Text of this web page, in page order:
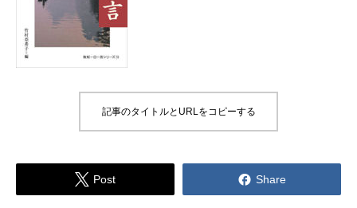
記事のタイトルとURLをコピーする
 Post  Share